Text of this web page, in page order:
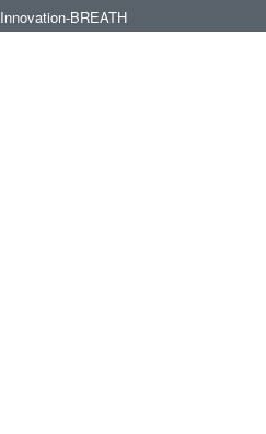
Innovation-BREATH